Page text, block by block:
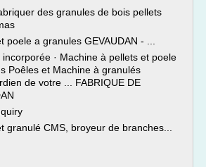
des granules de bois pellets
poele a granules GEVAUDAN - ...
incorporée · Machine à pellets et poele
Poêles et Machine à granulés
de votre ... FABRIQUE DE
granulé CMS, broyeur de branches...